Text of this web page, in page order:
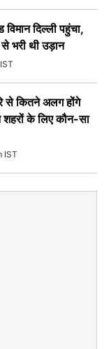
दिल्ली पहुंचा,
भरी थी उड़ान
कितने अलग होंगे
शहरों के लिए कौन-सा
IST